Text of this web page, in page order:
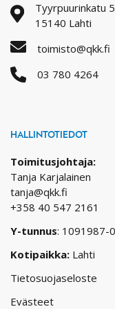
Tyyrpuurinkatu
15140 Lahti
toimisto@qkk.fi
03 780 4264
HALLINTOTIEDOT
Toimitusjohtaja:
Tanja Karjalainen
tanja@qkk.fi
+358 40 547 2161
Y-tunnus: 1091987-0
Kotipaikka: Lahti
Tietosuojaseloste
Evästeet